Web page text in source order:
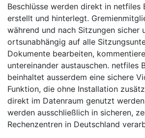
Beschlüsse werden direkt in netfiles
erstellt und hinterlegt.
während und nach Sitzungen sicher
ortsunabhängig auf alle
Dokumente bearbeiten,
untereinander austauschen. netfiles
beinhaltet ausserdem eine sichere
Funktion, die ohne Installation
direkt im Datenraum genutzt
werden ausschließlich in sicheren,
Rechenzentren in Deutschland